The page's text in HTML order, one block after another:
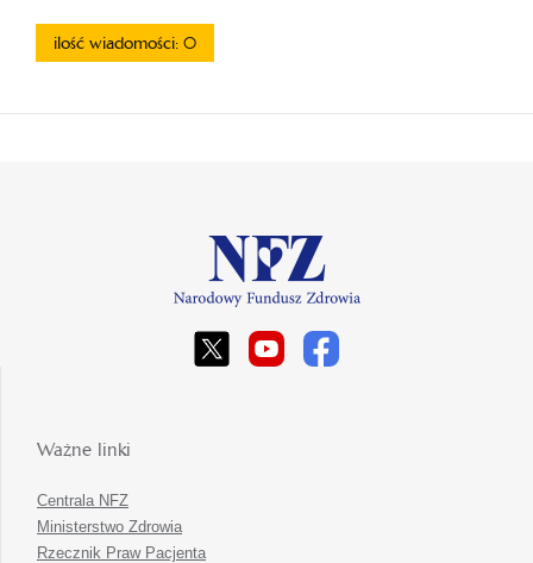
ilość wiadomości: 0
Ważne linki
Centrala NFZ
Ministerstwo Zdrowia
Rzecznik Praw Pacjenta